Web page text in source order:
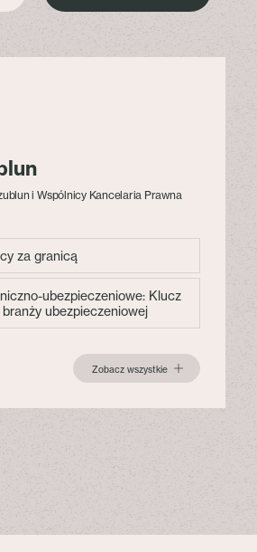
i Wspólnicy Kancelaria Prawna
za granicą
ubezpieczeniowe: Klucz
ubezpieczeniowej
Zobacz wszystkie